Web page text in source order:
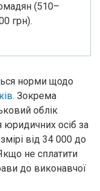
(510–
грн).
норми щодо
. Зокрема
облік
осіб за
від 34 000 до
не сплатити
до виконавчої